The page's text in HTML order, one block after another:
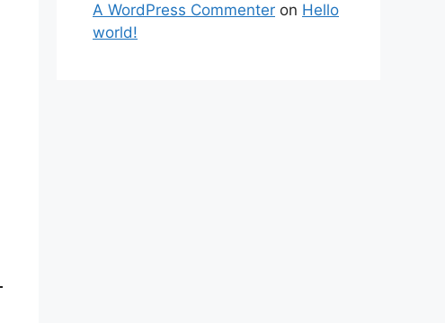
A WordPress Commenter on Hello
world!